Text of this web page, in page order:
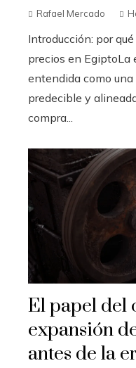
Rafael Mercado
Introducción: por
precios en
entendida como
predecible y
compra...
El papel del
expansión
antes de la